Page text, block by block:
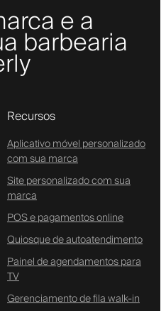
e a
barbearia
Recursos
Aplicativo móvel personalizado
com sua marca
Site personalizado com sua
marca
POS e pagamentos online
Quiosque de autoatendimento
Painel de agendamentos para
TV
Gerenciamento de fila walk-in